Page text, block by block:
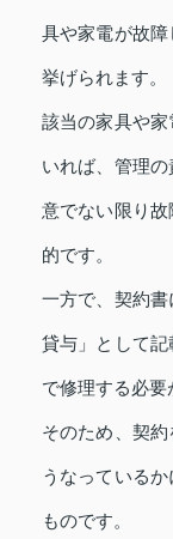
具や家電が故
挙げられます。
該当の家具や
いれば、管理
意でない限り
的です。
一方で、契約
貸与」として
で修理する必要
そのため、契
うなっている
ものです。